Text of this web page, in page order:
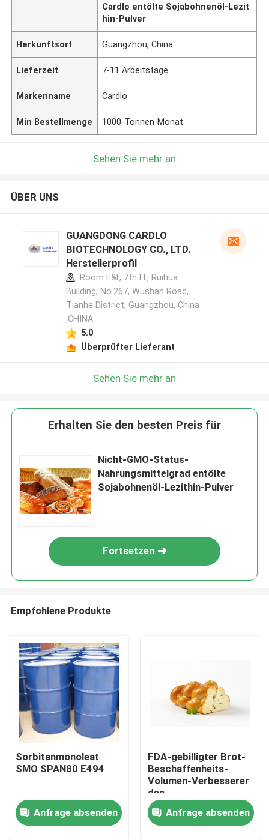
Haus
Produkte
Cardlo entölte Sojabohnenöl-Lezit
hin-Pulver
Herkunftsort Guangzhou, China
Lieferzeit 7-11 Arbeitstage
Markenname Cardlo
Min Bestellmenge 1000-Tonnen-Monat
Sehen Sie mehr an
ÜBER UNS
GUANGDONG CARDLO
BIOTECHNOLOGY CO., LTD.
Herstellerprofil
Room E&F, 7th Fl., Ruihua
Building, No.267, Wushan Road,
Tianhe District, Guangzhou, China
,CHINA
5.0
Überprüfter Lieferant
Sehen Sie mehr an
Erhalten Sie den besten Preis für
Nicht-GMO-Status-
Nahrungsmittelgrad entölte
Sojabohnenöl-Lezithin-Pulver
Fortsetzen
Empfohlene Produkte
Sorbitanmonoleat
SMO SPAN80 E494
Anfrage absenden
FDA-gebilligter Brot-
Beschaffenheits-
Volumen-Verbesserer
des
Nahrungsmittelgrad-
Emulsionsmittel-DMG
Anfrage absenden